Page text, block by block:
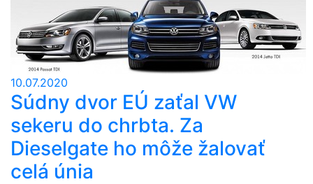
10.07.2020
Súdny dvor EÚ zaťal VW
sekeru do chrbta. Za
Dieselgate ho môže žalovať
celá únia